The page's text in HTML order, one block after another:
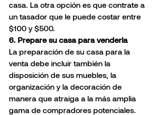
casa. La otra opción es que contrate a
un tasador que le puede costar entre
$100 y $500.
6. Prepare su casa para venderla
La preparación de su casa para la
venta debe incluir también la
disposición de sus muebles, la
organización y la decoración de
manera que atraiga a la más amplia
gama de compradores potenciales.